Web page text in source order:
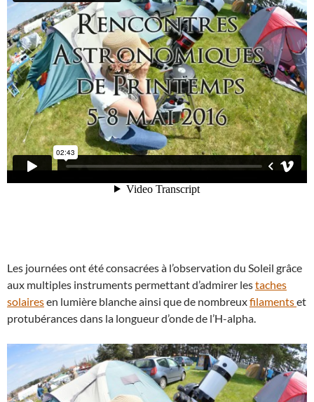
Les journées ont été consacrées à l’observation du Soleil grâce
aux multiples instruments permettant d’admirer lestaches
solairesen lumière blanche ainsi que de nombreuxfilamentset
protubérances dans la longueur d’onde de l’H-alpha.